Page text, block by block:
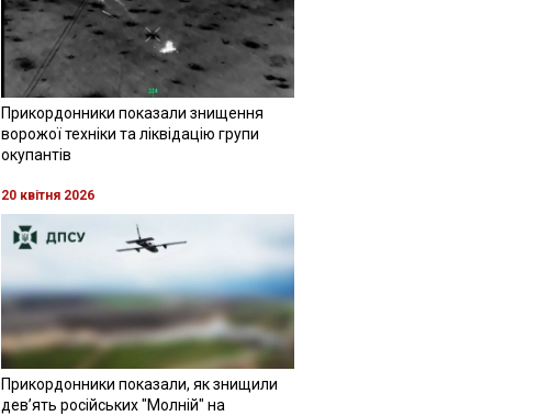
Прикордонники показали знищення
ворожої техніки та ліквідацію групи
окупантів
20 квітня 2026
Прикордонники показали, як знищили
девʼять російських "Молній" на